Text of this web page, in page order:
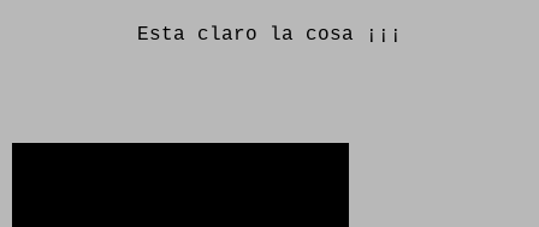
Esta claro la cosa ¡¡¡